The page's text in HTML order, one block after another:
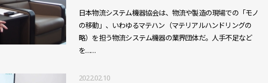
日本物流システム機器協会は、物流や製造の現場での「モノ
の移動」、いわゆるマテハン（マテリアルハンドリングの
略）を担う物流システム機器の業界団体だ。人手不足など
を……
2022.02.10